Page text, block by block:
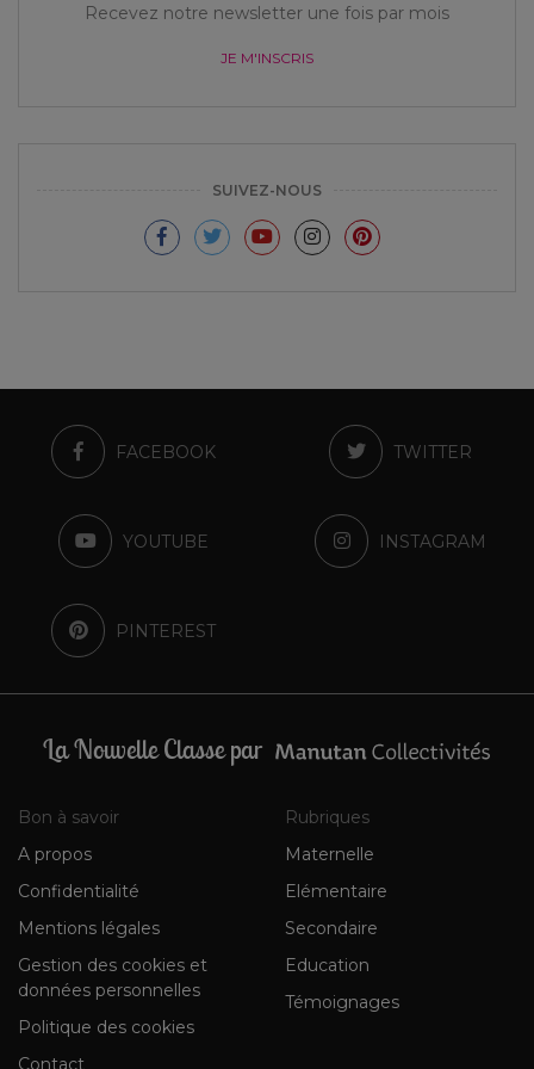
Recevez notre newsletter une fois par mois
JE M'INSCRIS
SUIVEZ-NOUS
FACEBOOK TWITTER
YOUTUBE INSTAGRAM
PINTEREST
La Nouvelle Classe par
Bon à savoir
A propos
Confidentialité
Mentions légales
Gestion des cookies et
données personnelles
Politique des cookies
Contact
Rubriques
Maternelle
Elémentaire
Secondaire
Education
Témoignages